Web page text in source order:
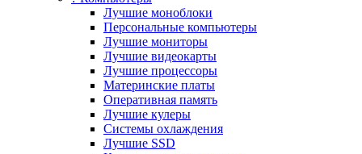
Лучшие моноблоки
Персональные компьютеры
Лучшие мониторы
Лучшие видеокарты
Лучшие процессоры
Материнские платы
Оперативная память
Лучшие кулеры
Системы охлаждения
Лучшие SSD